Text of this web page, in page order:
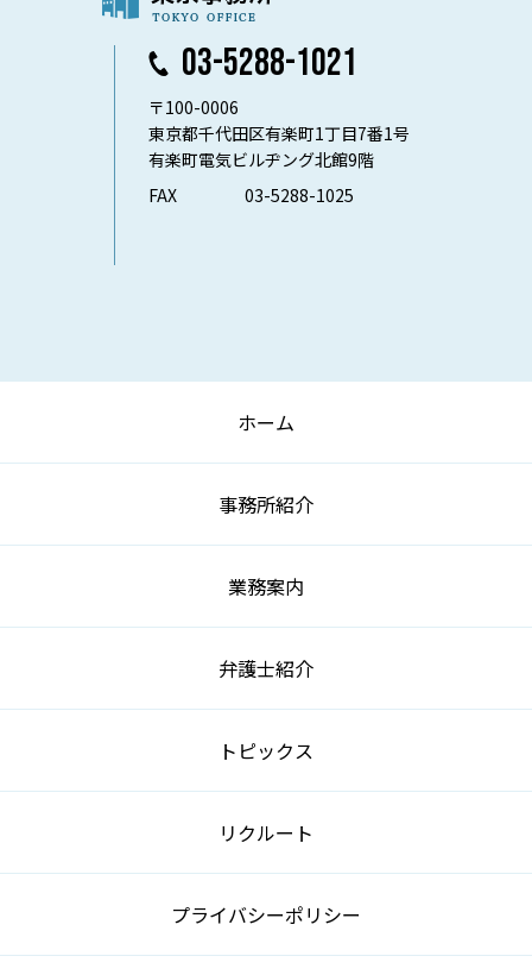
03-5288-1021
〒100-0006
東京都千代田区有楽町1丁目7番1号
有楽町電気ビルヂング北館9階
FAX
03-5288-1025
ホーム
事務所紹介
業務案内
弁護士紹介
トピックス
リクルート
プライバシーポリシー